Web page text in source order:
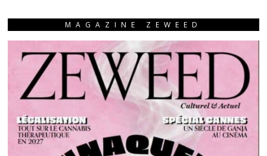
MAGAZINE ZEWEED